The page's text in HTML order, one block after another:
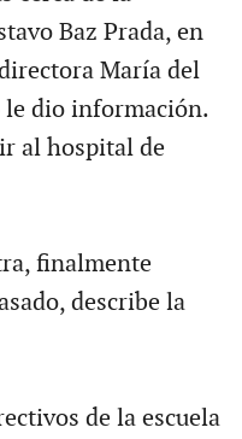
Baz Prada, en
María del
le dio información.
al hospital de
finalmente
describe la
de la escuela